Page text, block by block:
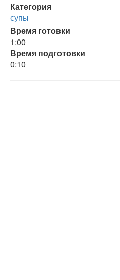
Категория
супы
Время готовки
1:00
Время подготовки
0:10